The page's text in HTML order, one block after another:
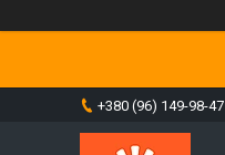
+380 (96) 149-98-47